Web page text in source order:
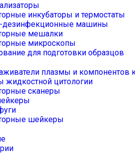
инкубаторы и термостаты
дезинфекционные машины
мешалки
микроскопы
для подготовки образцов
плазмы и компонентов
жидкостной цитологии
сканеры
шейкеры